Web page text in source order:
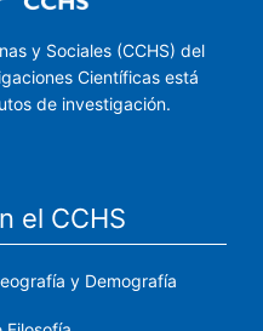
y Sociales (CCHS) del
Científicas está
de investigación.
el CCHS
y Demografía